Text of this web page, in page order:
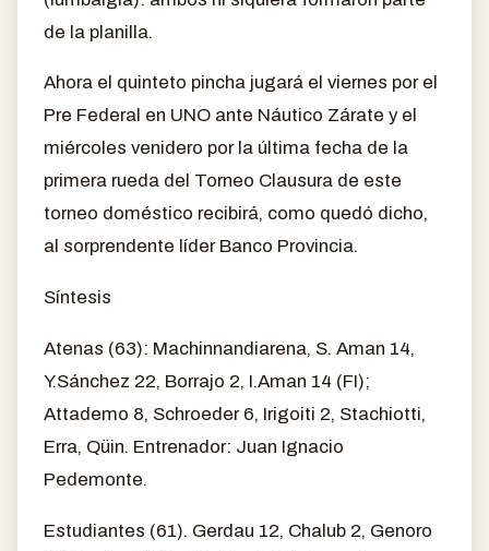
de la planilla.
Ahora el quinteto pincha jugará el viernes por el
Pre Federal en UNO ante Náutico Zárate y el
miércoles venidero por la última fecha de la
primera rueda del Torneo Clausura de este
torneo doméstico recibirá, como quedó dicho,
al sorprendente líder Banco Provincia.
Síntesis
Atenas (63): Machinnandiarena, S. Aman 14,
Y.Sánchez 22, Borrajo 2, I.Aman 14 (FI);
Attademo 8, Schroeder 6, Irigoiti 2, Stachiotti,
Erra, Qüin. Entrenador: Juan Ignacio
Pedemonte.
Estudiantes (61). Gerdau 12, Chalub 2, Genoro